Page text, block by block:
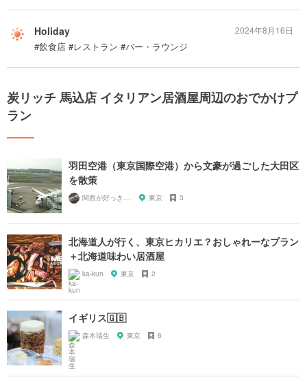
Holiday
#飲食店 #レストラン #バー・ラウンジ
2024年8月16日
炭リッチ 馬込店 イタリアン居酒屋周辺のおでかけプ
ラン
羽田空港（東京国際空港）から文豪が過ごした大田区
を散策
関西が好っきゃねん 東京 3
北海道人が行く、東京ヒカリエ？おしゃれーなプラン
＋北海道味わい居酒屋
ka-kun 東京 2
イギリス🇬🇧
森本瑞生 東京 6